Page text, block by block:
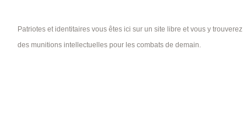
Patriotes et identitaires vous êtes ici sur un site libre et vous y trouverez
des munitions intellectuelles pour les combats de demain.